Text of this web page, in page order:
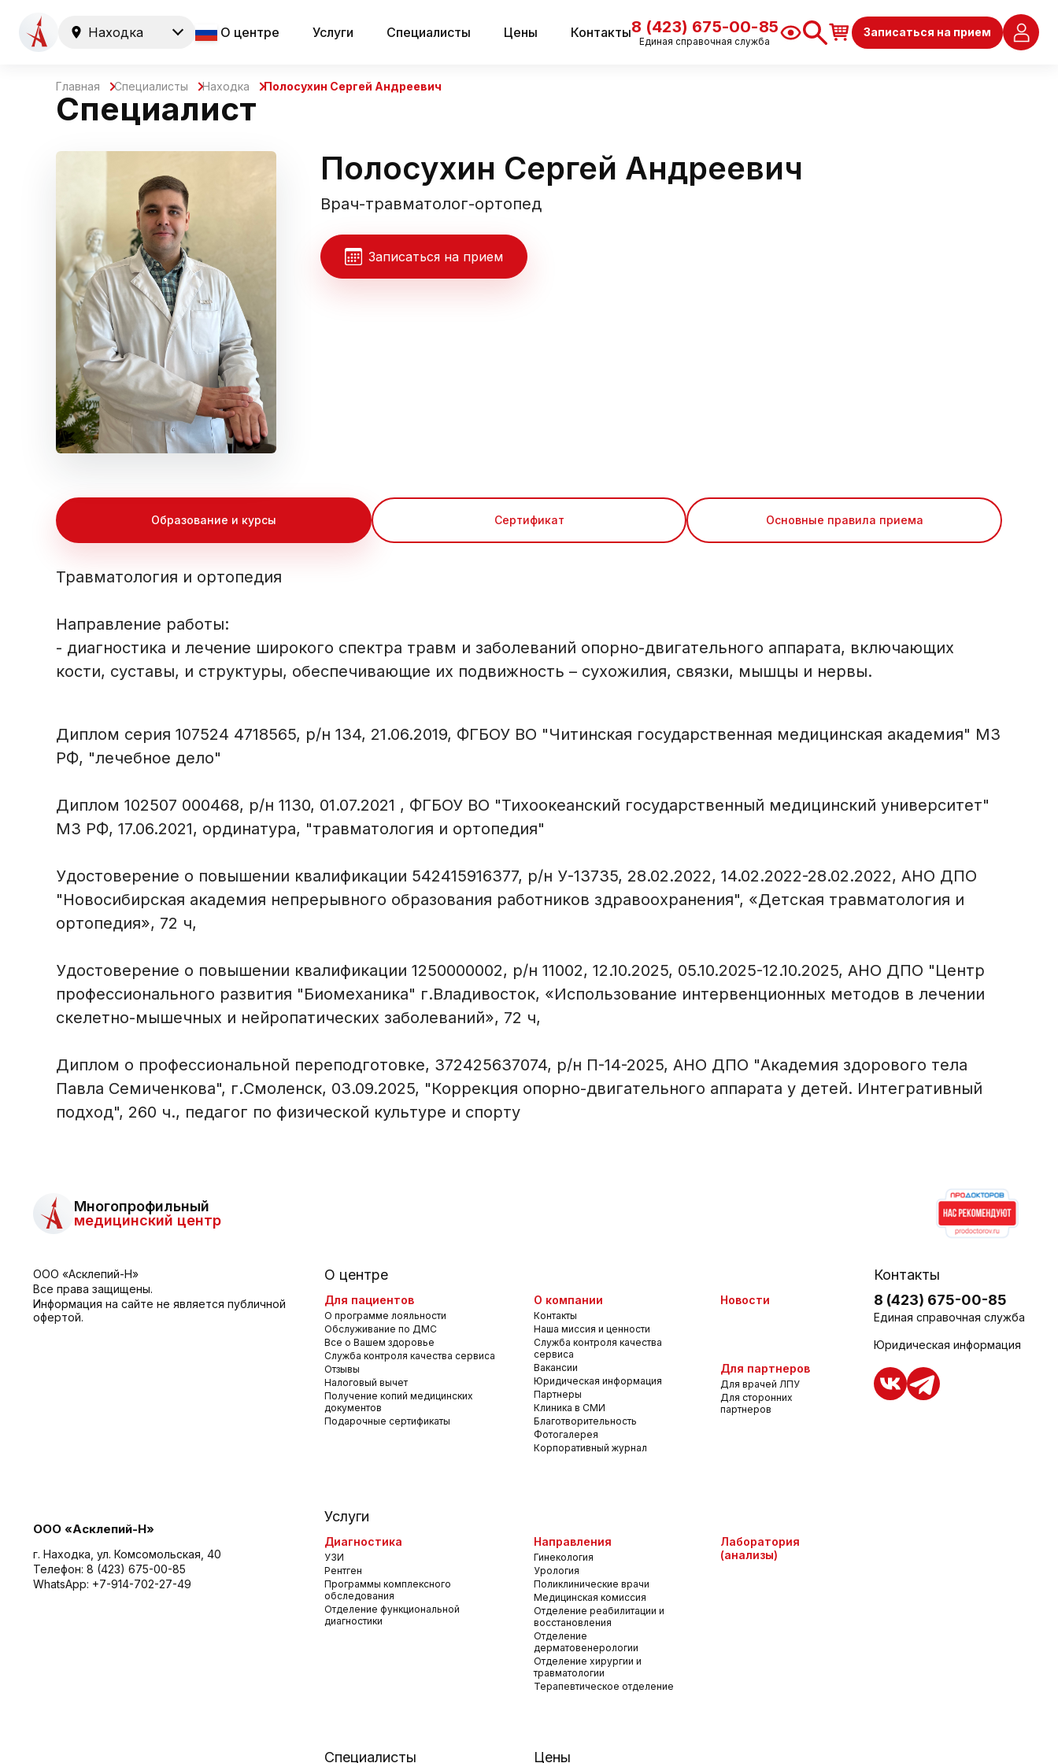
Находка О центре Услуги Специалисты Цены Контакты8 (423) 675-00-85
Единая справочная служба
Записаться на прием
Главная Специалисты Находка Полосухин Сергей Андреевич
Специалист
Полосухин Сергей Андреевич
Врач-травматолог-ортопед
Записаться на прием
Образование и курсы Сертификат Основные правила приема
Травматология и ортопедия
Направление работы:
- диагностика и лечение широкого спектра травм и заболеваний опорно-двигательного аппарата, включающих
кости, суставы, и структуры, обеспечивающие их подвижность – сухожилия, связки, мышцы и нервы.
Диплом серия 107524 4718565, р/н 134, 21.06.2019, ФГБОУ ВО "Читинская государственная медицинская академия" МЗ
РФ, "лечебное дело"
Диплом 102507 000468, р/н 1130, 01.07.2021 , ФГБОУ ВО "Тихоокеанский государственный медицинский университет"
МЗ РФ, 17.06.2021, ординатура, "травматология и ортопедия"
Удостоверение о повышении квалификации 542415916377, р/н У-13735, 28.02.2022, 14.02.2022-28.02.2022, АНО ДПО
"Новосибирская академия непрерывного образования работников здравоохранения", «Детская травматология и
ортопедия», 72 ч,
Удостоверение о повышении квалификации 1250000002, р/н 11002, 12.10.2025, 05.10.2025-12.10.2025, АНО ДПО "Центр
профессионального развития "Биомеханика" г.Владивосток, «Использование интервенционных методов в лечении
скелетно-мышечных и нейропатических заболеваний», 72 ч,
Диплом о профессиональной переподготовке, 372425637074, р/н П-14-2025, АНО ДПО "Академия здорового тела
Павла Семиченкова", г.Смоленск, 03.09.2025, "Коррекция опорно-двигательного аппарата у детей. Интегративный
подход", 260 ч., педагог по физической культуре и спорту
Многопрофильный
медицинский центр
ООО «Асклепий-Н»
Все права защищены.
Информация на сайте не является публичной
офертой.
ООО «Асклепий-Н»
г. Находка, ул. Комсомольская, 40
Телефон: 8 (423) 675-00-85
WhatsApp: +7-914-702-27-49
О центре
Для пациентов
О программе лояльности
Обслуживание по ДМС
Все о Вашем здоровье
Служба контроля качества сервиса
Отзывы
Налоговый вычет
Получение копий медицинских
документов
Подарочные сертификаты
О компании
Контакты
Наша миссия и ценности
Служба контроля качества
сервиса
Вакансии
Юридическая информация
Партнеры
Клиника в СМИ
Благотворительность
Фотогалерея
Корпоративный журнал
Новости
Для партнеров
Для врачей ЛПУ
Для сторонних
партнеров
Услуги
Диагностика
УЗИ
Рентген
Программы комплексного
обследования
Отделение функциональной
диагностики
Направления
Гинекология
Урология
Поликлинические врачи
Медицинская комиссия
Отделение реабилитации и
восстановления
Отделение
дерматовенерологии
Отделение хирургии и
травматологии
Терапевтическое отделение
Лаборатория
(анализы)
Специалисты Цены
Контакты
8 (423) 675-00-85
Единая справочная служба
Юридическая информация